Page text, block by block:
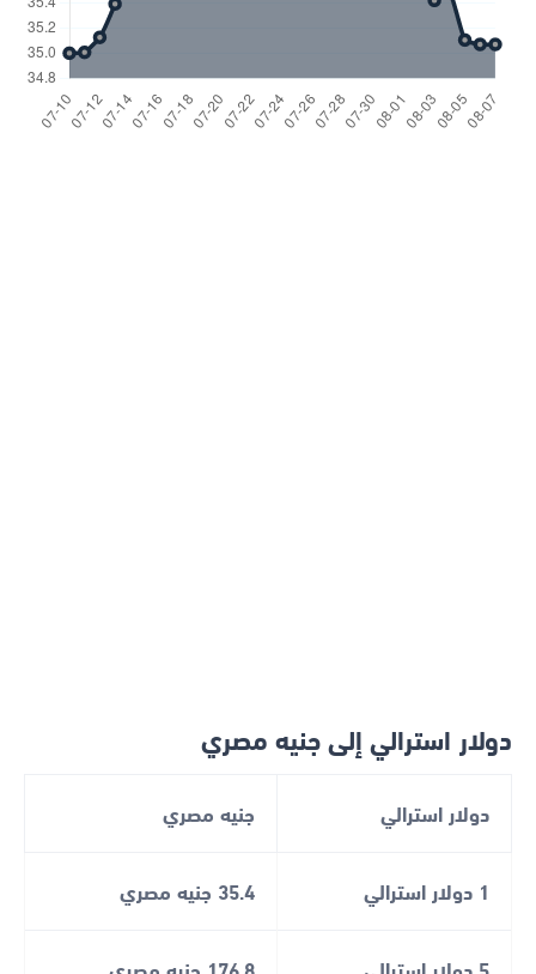
دولار استرالي إلى جنيه مصري
دولار استرالي جنيه مصري
1 دولار استرالي 35.4 جنيه مصري